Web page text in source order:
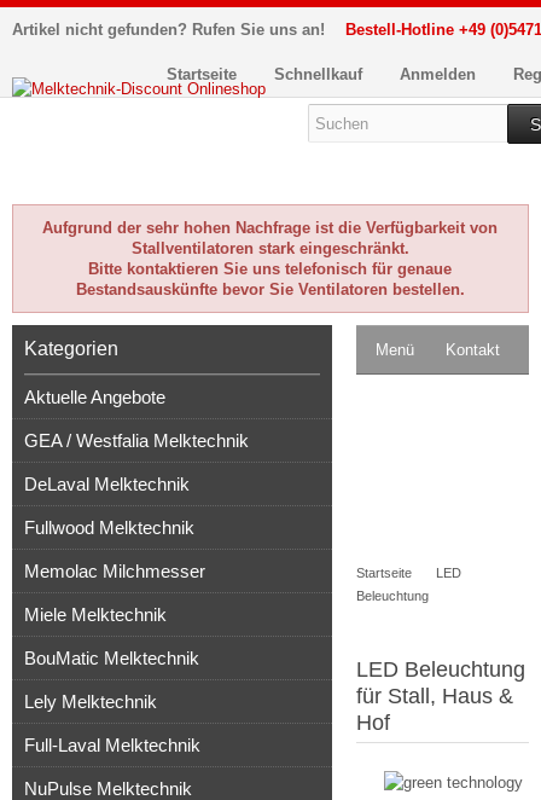
Artikel nicht gefunden? Rufen Sie uns an! Bestell-Hotline +49
Anmelden
Schnellkauf
Startseite
Aufgrund der sehr hohen Nachfrage ist die Verfügbarkeit von
Stallventilatoren stark eingeschränkt.
Bitte kontaktieren Sie uns telefonisch für genaue
Bestandsauskünfte bevor Sie Ventilatoren bestellen.
Menü Kontakt
Startseite
LED
Beleuchtung
LED Beleuchtung
für Stall, Haus &
Hof
Kategorien
Aktuelle Angebote
GEA / Westfalia Melktechnik
DeLaval Melktechnik
Fullwood Melktechnik
Memolac Milchmesser
Miele Melktechnik
BouMatic Melktechnik
Lely Melktechnik
Full-Laval Melktechnik
NuPulse Melktechnik